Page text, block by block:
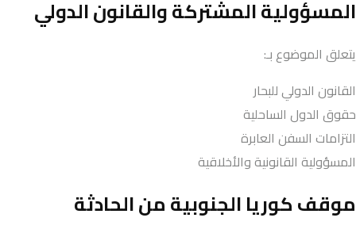
المسؤولية المشتركة والقانون الدولي
يتعلق الموضوع بـ:
القانون الدولي للبحار
حقوق الدول الساحلية
التزامات السفن العابرة
المسؤولية القانونية والأخلاقية
موقف كوريا الجنوبية من الحادثة